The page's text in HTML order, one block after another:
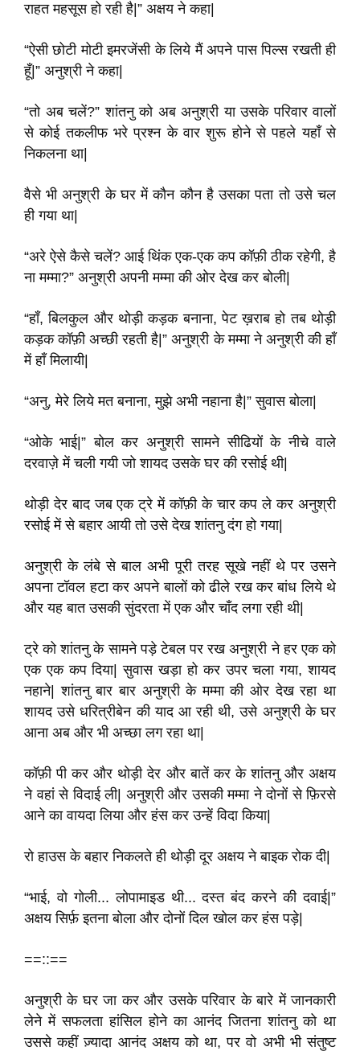
राहत महसूस हो रही है|” अक्षय ने कहा|
“ऐसी छोटी मोटी इमरजेंसी के लिये मैं अपने पास पिल्स रखती ही
हूँ|” अनुश्री ने कहा|
“तो अब चलें?” शांतनु को अब अनुश्री या उसके परिवार वालों
से कोई तकलीफ भरे प्रश्न के वार शुरू होने से पहले यहाँ से
निकलना था|
वैसे भी अनुश्री के घर में कौन कौन है उसका पता तो उसे चल
ही गया था|
“अरे ऐसे कैसे चलें? आई थिंक एक-एक कप कॉफ़ी ठीक रहेगी, है
ना मम्मा?” अनुश्री अपनी मम्मा की ओर देख कर बोली|
“हाँ, बिलकुल और थोड़ी कड़क बनाना, पेट ख़राब हो तब थोड़ी
कड़क कॉफ़ी अच्छी रहती है|” अनुश्री के मम्मा ने अनुश्री की हाँ
में हाँ मिलायी|
“अनु, मेरे लिये मत बनाना, मुझे अभी नहाना है|” सुवास बोला|
“ओके भाई|” बोल कर अनुश्री सामने सीढियों के नीचे वाले
दरवाज़े में चली गयी जो शायद उसके घर की रसोई थी|
थोड़ी देर बाद जब एक ट्रे में कॉफ़ी के चार कप ले कर अनुश्री
रसोई में से बहार आयी तो उसे देख शांतनु दंग हो गया|
अनुश्री के लंबे से बाल अभी पूरी तरह सूखे नहीं थे पर उसने
अपना टॉवल हटा कर अपने बालों को ढीले रख कर बांध लिये थे
और यह बात उसकी सुंदरता में एक और चाँद लगा रही थी|
ट्रे को शांतनु के सामने पड़े टेबल पर रख अनुश्री ने हर एक को
एक एक कप दिया| सुवास खड़ा हो कर उपर चला गया, शायद
नहाने| शांतनु बार बार अनुश्री के मम्मा की ओर देख रहा था
शायद उसे धरित्रीबेन की याद आ रही थी, उसे अनुश्री के घर
आना अब और भी अच्छा लग रहा था|
कॉफ़ी पी कर और थोड़ी देर और बातें कर के शांतनु और अक्षय
ने वहां से विदाई ली| अनुश्री और उसकी मम्मा ने दोनों से फ़िरसे
आने का वायदा लिया और हंस कर उन्हें विदा किया|
रो हाउस के बहार निकलते ही थोड़ी दूर अक्षय ने बाइक रोक दी|
“भाई, वो गोली... लोपामाइड थी... दस्त बंद करने की दवाई|”
अक्षय सिर्फ़ इतना बोला और दोनों दिल खोल कर हंस पड़े|
==::==
अनुश्री के घर जा कर और उसके परिवार के बारे में जानकारी
लेने में सफलता हांसिल होने का आनंद जितना शांतनु को था
उससे कहीं ज़्यादा आनंद अक्षय को था, पर वो अभी भी संतुष्ट